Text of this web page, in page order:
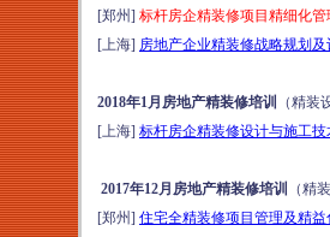
[郑州] 标杆房企精装修项目精细化
[上海] 房地产企业精装修战略规划
2018年1月房地产精装修培训
（精
[上海] 标杆房企精装修设计与施工
2017年12月房地产精装修培训
（精
[郑州] 住宅全精装修项目管理及精